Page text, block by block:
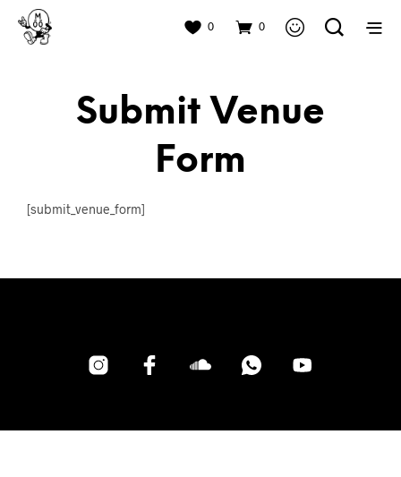
0 0
Submit Venue
Form
[submit_venue_form]